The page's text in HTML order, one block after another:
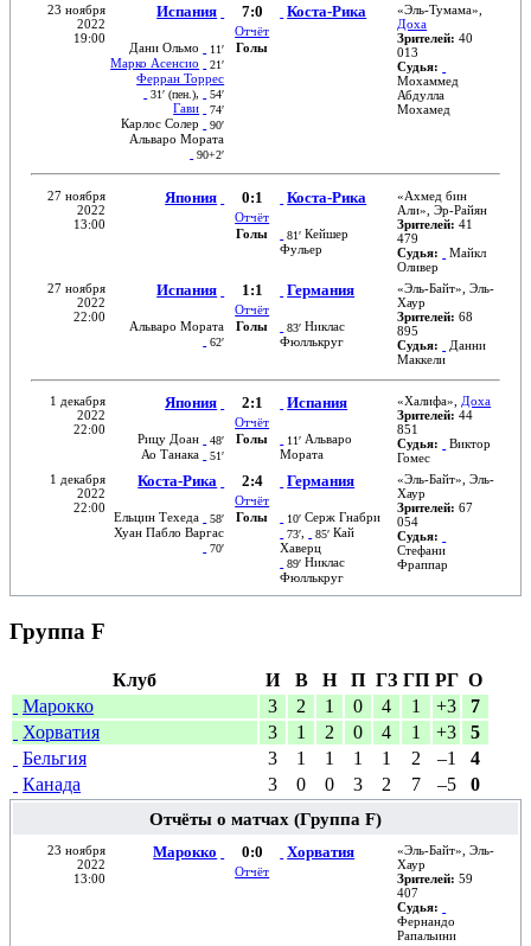
23 ноября
2022
19:00
Испания 7:0
Отчёт
Коста-Рика
Дани Ольмо 11′
Марко Асенсио 21′
Ферран Торрес
31′ (пен.) 54′
Гави 74′
Карлос Солер 90′
Альваро Мората
90+2′
Голы
«Эль-Тумама»,
Доха
Зрителей: 40
013
Судья:
Мохаммед
Абдулла
Мохамед
27 ноября
2022
13:00
Япония 0:1
Отчёт
Коста-Рика
Голы 81′ Кейшер
Фульер
«Ахмед бин
Али»,Эр-Райян
Зрителей: 41
479
Судья:
Майкл
Оливер
27 ноября
2022
22:00
Испания 1:1
Отчёт
Германия
Альваро Мората
62′
Голы 83′ Никлас
Фюллькруг
«Эль-Байт»,Эль-
Хаур
Зрителей: 68
895
Судья:
Данни
Маккели
1 декабря
2022
22:00
Япония 2:1
Отчёт
Испания
Рицу Доан 48′
Ао Танака 51′
Голы 11′ Альваро
Мората
«Халифа», Доха
Зрителей: 44
851
Судья:
Виктор
Гомес
1 декабря
2022
22:00
Коста-Рика 2:4
Отчёт
Германия
Ельцин Техеда 58′
Хуан Пабло Варгас
70′
Голы 10′ Серж Гнабри
73′ 85′ Кай
Хаверц
89′ Никлас
Фюллькруг
«Эль-Байт»,Эль-
Хаур
Зрителей: 67
054
Судья:
Стефани
Фраппар
Группа F
Клуб И В Н П ГЗ ГП РГ О
Марокко
3 2 1 0 4 1 +3
7
Хорватия
3 1 2 0 4 1 +3
5
Бельгия
3 1 1 1 1 2 –1
4
Канада
3 0 0 3 2 7 –5
0
Отчёты о матчах (Группа F)
23 ноября
2022
13:00
Марокко 0:0
Отчёт
Хорватия «Эль-Байт»,Эль-
Хаур
Зрителей: 59
407
Судья:
Фернандо
Рапальини